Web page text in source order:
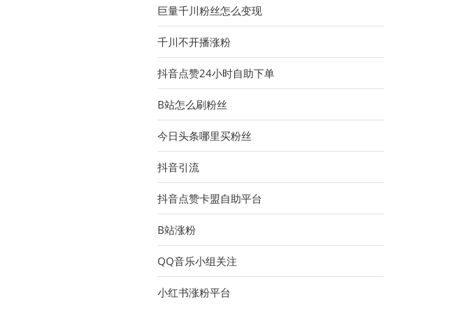
巨量千川粉丝怎么变现
千川不开播涨粉
抖音点赞24小时自助下单
B站怎么刷粉丝
今日头条哪里买粉丝
抖音引流
抖音点赞卡盟自助平台
B站涨粉
QQ音乐小组关注
小红书涨粉平台